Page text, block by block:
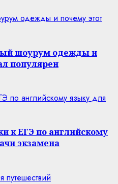
одежды и почему этот
шоурум одежды и
популярен
по английскому языку для
к ЕГЭ по английскому
экзамена
путешествий